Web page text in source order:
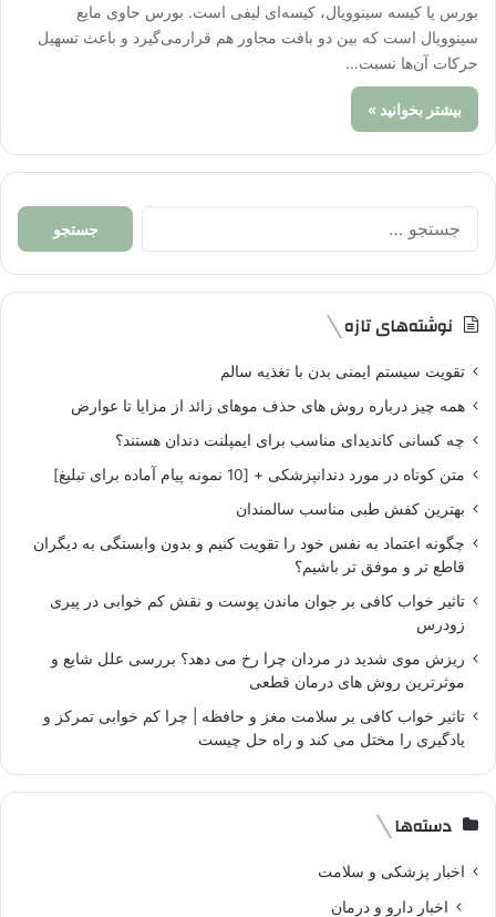
بورس یا کیسه سینوویال، کیسه‌ای لیفی است. بورس حاوی مایع
سینوویال است که بین دو بافت مجاور هم قرارمی‌گیرد و باعث تسهیل
حرکات آن‌ها نسبت…
بیشتر بخوانید »
جستجو
نوشته‌های تازه
تقویت سیستم ایمنی بدن با تغذیه سالم
همه چیز درباره روش های حذف موهای زائد از مزایا تا عوارض
چه کسانی کاندیدای مناسب برای ایمپلنت دندان هستند؟
متن کوتاه در مورد دندانپزشکی + [10 نمونه پیام آماده برای تبلیغ]
بهترین کفش طبی مناسب سالمندان
چگونه اعتماد به نفس خود را تقویت کنیم و بدون وابستگی به دیگران
قاطع تر و موفق تر باشیم؟
تاثیر خواب کافی بر جوان ماندن پوست و نقش کم خوابی در پیری
زودرس
ریزش موی شدید در مردان چرا رخ می دهد؟ بررسی علل شایع و
موثرترین روش های درمان قطعی
تاثیر خواب کافی بر سلامت مغز و حافظه | چرا کم خوابی تمرکز و
یادگیری را مختل می کند و راه حل چیست
دسته‌ها
اخبار پزشکی و سلامت
اخبار دارو و درمان